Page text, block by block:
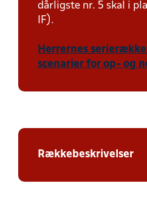
dårligste nr. 5 skal i
IF).
Herrernes
scenarier for op- og
Rækkebeskrivelser